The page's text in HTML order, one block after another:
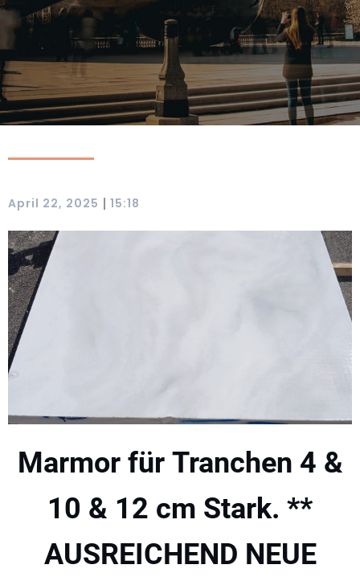
April 22, 2025 | 15:18
Marmor für Tranchen 4 &
10 & 12 cm Stark. **
AUSREICHEND NEUE